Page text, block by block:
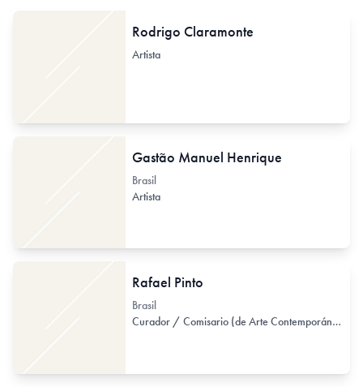
Rodrigo Claramonte
Artista
Gastão Manuel Henrique
Brasil
Artista
Rafael Pinto
Brasil
Curador / Comisario (de Arte Contemporáneo)